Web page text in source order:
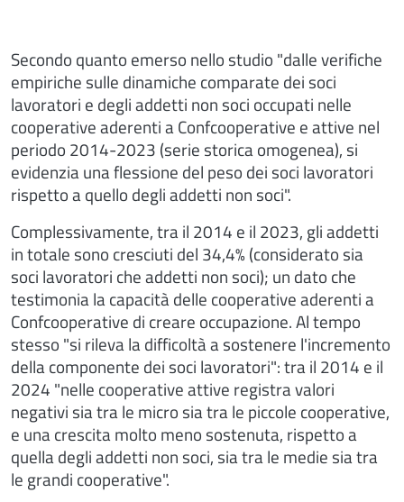
Secondo quanto emerso nello studio "dalle verifiche
empiriche sulle dinamiche comparate dei soci
lavoratori e degli addetti non soci occupati nelle
cooperative aderenti a Confcooperative e attive nel
periodo 2014-2023 (serie storica omogenea), si
evidenzia una flessione del peso dei soci lavoratori
rispetto a quello degli addetti non soci".
Complessivamente, tra il 2014 e il 2023, gli addetti
in totale sono cresciuti del 34,4% (considerato sia
soci lavoratori che addetti non soci); un dato che
testimonia la capacità delle cooperative aderenti a
Confcooperative di creare occupazione. Al tempo
stesso "si rileva la difficoltà a sostenere l'incremento
della componente dei soci lavoratori": tra il 2014 e il
2024 "nelle cooperative attive registra valori
negativi sia tra le micro sia tra le piccole cooperative,
e una crescita molto meno sostenuta, rispetto a
quella degli addetti non soci, sia tra le medie sia tra
le grandi cooperative".